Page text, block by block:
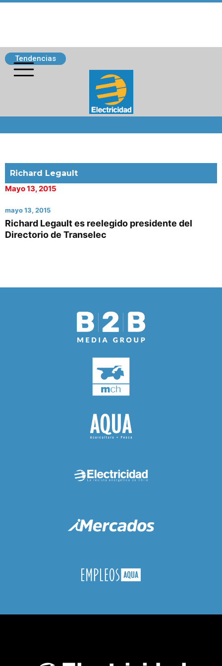
Tendencias
Richard Legault
Mayo 13, 2015
mayo 13, 2015
Richard Legault es reelegido presidente del
Directorio de Transelec